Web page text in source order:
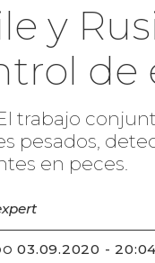
y
de
trabajo
pesados,
en peces.
03.09.2020 -